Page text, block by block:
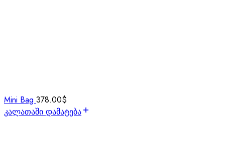
Mini Bag 378.00$
კალათაში დამატება